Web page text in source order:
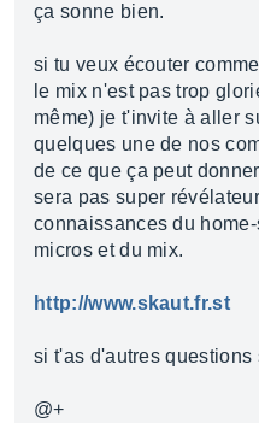
ça sonne bien.
si tu veux écouter
le mix n'est pas trop
même) je t'invite à aller
quelques une de nos
de ce que ça peut
sera pas super
connaissances du
micros et du mix.
http://www.skaut.fr.st
si t'as d'autres
@+